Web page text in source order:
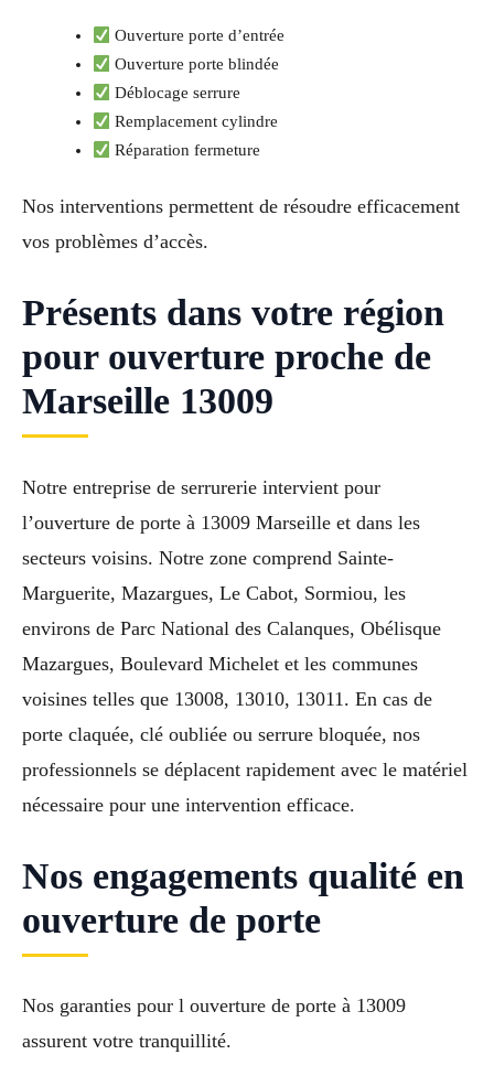
Ouverture porte d’entrée
Ouverture porte blindée
Déblocage serrure
Remplacement cylindre
Réparation fermeture
Nos interventions permettent de résoudre efficacement
vos problèmes d’accès.
Présents dans votre région
pour ouverture proche de
Marseille 13009
Notre entreprise de serrurerie intervient pour
l’ouverture de porte à 13009 Marseille et dans les
secteurs voisins. Notre zone comprend Sainte-
Marguerite, Mazargues, Le Cabot, Sormiou, les
environs de Parc National des Calanques, Obélisque
Mazargues, Boulevard Michelet et les communes
voisines telles que 13008, 13010, 13011. En cas de
porte claquée, clé oubliée ou serrure bloquée, nos
professionnels se déplacent rapidement avec le matériel
nécessaire pour une intervention efficace.
Nos engagements qualité en
ouverture de porte
Nos garanties pour l ouverture de porte à 13009
assurent votre tranquillité.